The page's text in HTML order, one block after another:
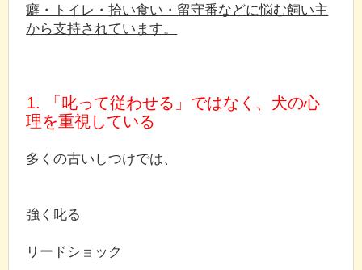
癖・トイレ・拾い食い・留守番などに悩む飼い主
から支持されています。
1. 「叱って従わせる」ではなく、犬の心
理を重視している
多くの古いしつけでは、
強く叱る
リードショック